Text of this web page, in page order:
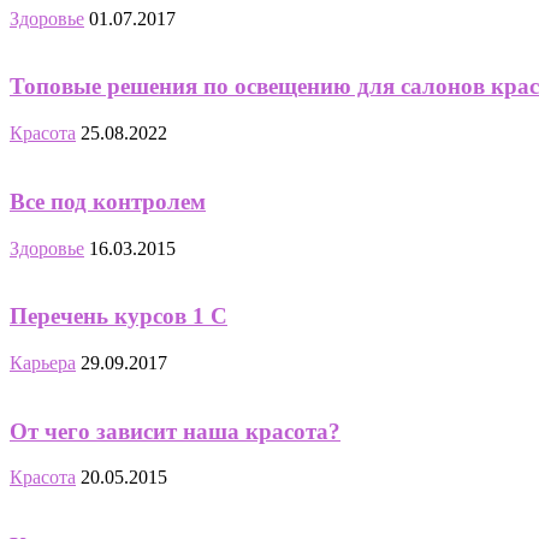
Здоровье 01.07.2017
Топовые решения по освещению для салонов
Красота 25.08.2022
Все под контролем
Здоровье 16.03.2015
Перечень курсов 1 С
Карьера 29.09.2017
От чего зависит наша красота?
Красота 20.05.2015